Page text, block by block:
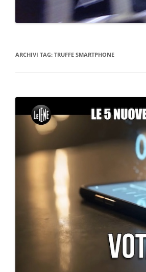
RECUPERO DATI
CONSULENTE INFORMATICO
ARCHIVI TAG: TRUFFE SMARTPHONE